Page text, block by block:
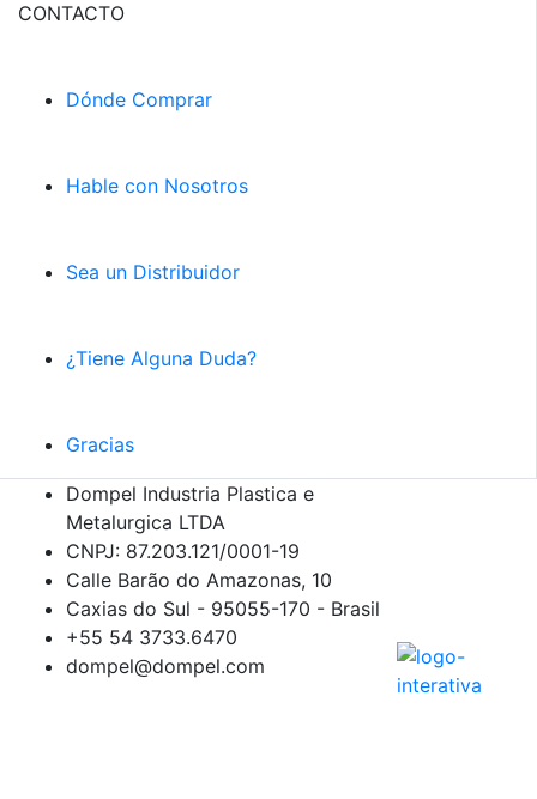
CONTACTO
Dónde Comprar
Hable con Nosotros
Sea un Distribuidor
¿Tiene Alguna Duda?
Gracias
Dompel Industria Plastica e
Metalurgica LTDA
CNPJ: 87.203.121/0001-19
Calle Barão do Amazonas, 10
Caxias do Sul - 95055-170 - Brasil
+55 54 3733.6470
dompel@dompel.com